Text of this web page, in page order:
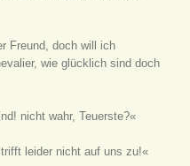
Freund, doch will ich
wie glücklich sind doch
nicht wahr, Teuerste?«
leider nicht auf uns zu!«